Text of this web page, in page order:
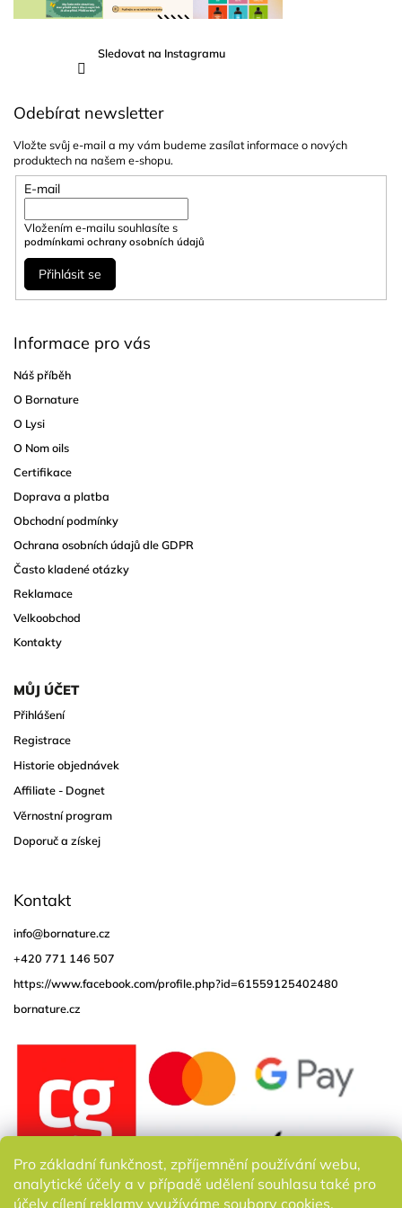
Pro základní funkčnost, zpříjemnění používání webu,
analytické účely a v případě udělení souhlasu také pro
účely cílení reklamy využíváme soubory cookies.
Sledovat na Instagramu
Odebírat newsletter
Vložte svůj e-mail a my vám budeme zasílat informace o nových
produktech na našem e-shopu.
E-mail
Vložením e-mailu souhlasíte s
podmínkami ochrany osobních údajů
Přihlásit se
Informace pro vás
Náš příběh
O Bornature
O Lysi
O Nom oils
Certifikace
Doprava a platba
Obchodní podmínky
Ochrana osobních údajů dle GDPR
Často kladené otázky
Reklamace
Velkoobchod
Kontakty
MŮJ ÚČET
Přihlášení
Registrace
Historie objednávek
Affiliate - Dognet
Věrnostní program
Doporuč a získej
Kontakt
info@bornature.cz
+420 771 146 507
https://www.facebook.com/profile.php?id=61559125402480
bornature.cz